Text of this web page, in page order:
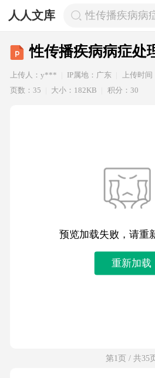
人人文库 性传播疾病病
性传播疾病病症处
上传人：y*** IP属地：广东 上传时
页数：35
大小：182KB 积分：30
预览加载失败，请重
重新加载
第1页 / 共35